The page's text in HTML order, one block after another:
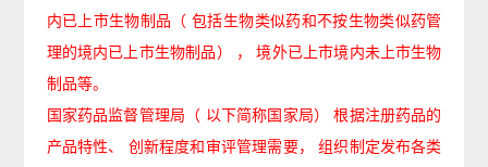
内已上市生物制品（ 包括生物类似药和不按生物类似药管
理的境内已上市生物制品）
，
境外已上市境内未上市生物
制品等。
国家药品监督管理局（ 以下简称国家局）
根据注册药品的
产品特性、
创新程度和审评管理需要，
组织制定发布各类